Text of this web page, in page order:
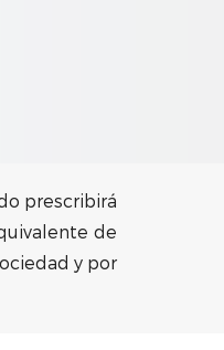
prescribirá
de
y por